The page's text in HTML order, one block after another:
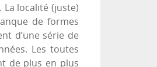
localité (juste)
de formes
d’une série de
Les toutes
de plus en plus